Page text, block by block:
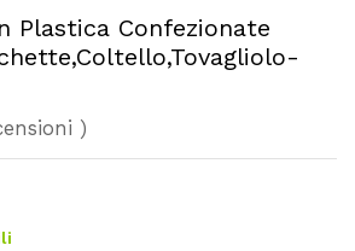
Plastica Confezionate
)